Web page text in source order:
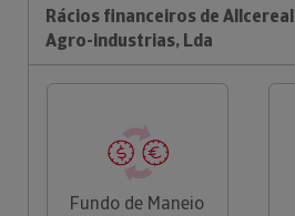
Rácios financeiros de Allcereal
Agro-industrias, Lda
Fundo de Maneio